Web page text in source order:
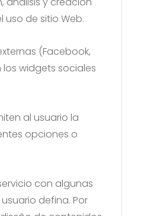
de sitio Web.
(Facebook,
los widgets sociales
al usuario la
opciones o
con algunas
defina. Por